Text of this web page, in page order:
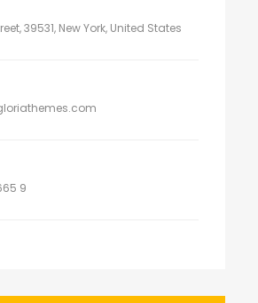
39531, New York, United States
9